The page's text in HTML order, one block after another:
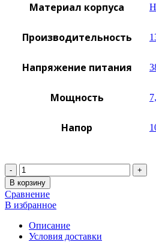
Материал корпуса
Производительность
Напряжение питания
Мощность
Напор
Количество
В корзину
Сравнение
В избранное
Описание
Условия доставки